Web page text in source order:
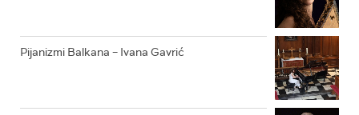
Pijanizmi Balkana – Ivana Gavrić